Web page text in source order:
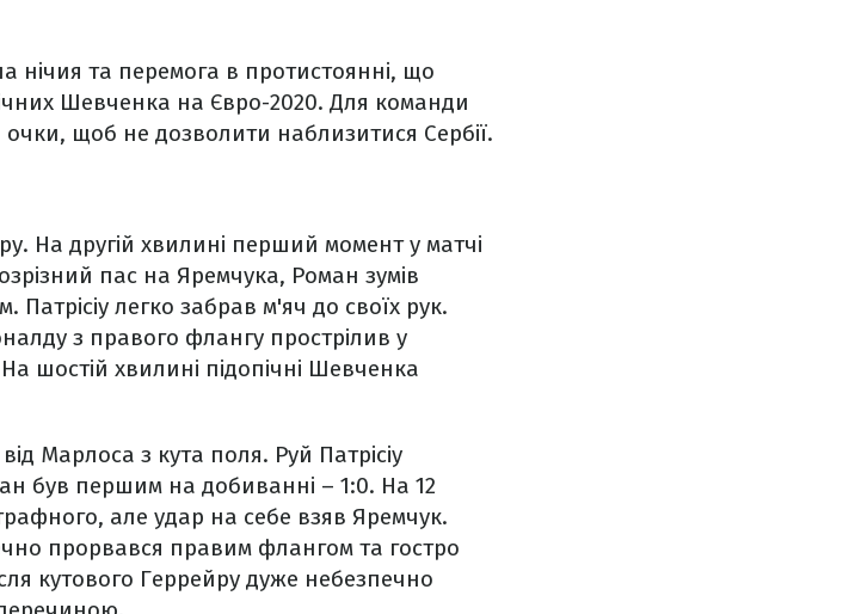
нічия та перемога в протистоянні, що
Шевченка на Євро-2020. Для команди
щоб не дозволити наблизитися Сербії.
На другій хвилині перший момент у матчі
пас на Яремчука, Роман зумів
легко забрав м'яч до своїх рук.
з правого флангу прострілив у
шостій хвилині підопічні Шевченка
Марлоса з кута поля. Руй Патрісіу
був першим на добиванні – 1:0. На 12
але удар на себе взяв Яремчук.
прорвався правим флангом та гостро
кутового Геррейру дуже небезпечно